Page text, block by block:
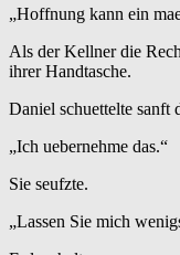
„Hoffnung kann ein
Als der Kellner die
ihrer Handtasche.
Daniel schuettelte sanft
„Ich uebernehme das.“
Sie seufzte.
„Lassen Sie mich